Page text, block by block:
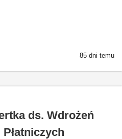
85 dni temu
ds. Wdrożeń